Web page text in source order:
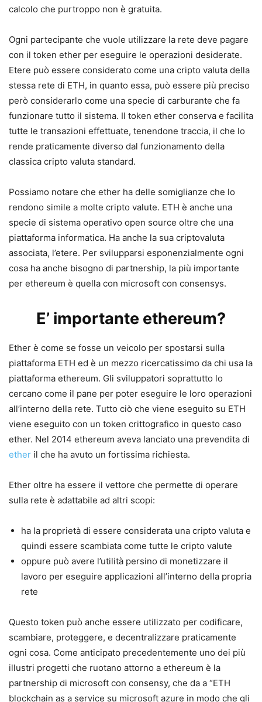
calcolo che purtroppo non è gratuita.
Ogni partecipante che vuole utilizzare la rete deve pagare
con il token ether per eseguire le operazioni desiderate.
Etere può essere considerato come una cripto valuta della
stessa rete di ETH, in quanto essa, può essere più preciso
però considerarlo come una specie di carburante che fa
funzionare tutto il sistema. Il token ether conserva e facilita
tutte le transazioni effettuate, tenendone traccia, il che lo
rende praticamente diverso dal funzionamento della
classica cripto valuta standard.
Possiamo notare che ether ha delle somiglianze che lo
rendono simile a molte cripto valute. ETH è anche una
specie di sistema operativo open source oltre che una
piattaforma informatica. Ha anche la sua criptovaluta
associata, l’etere. Per svilupparsi esponenzialmente ogni
cosa ha anche bisogno di partnership, la più importante
per ethereum è quella con microsoft con consensys.
E’ importante ethereum?
Ether è come se fosse un veicolo per spostarsi sulla
piattaforma ETH ed è un mezzo ricercatissimo da chi usa la
piattaforma ethereum. Gli sviluppatori soprattutto lo
cercano come il pane per poter eseguire le loro operazioni
all’interno della rete. Tutto ciò che viene eseguito su ETH
viene eseguito con un token crittografico in questo caso
ether. Nel 2014 ethereum aveva lanciato una prevendita di
ether il che ha avuto un fortissima richiesta.
Ether oltre ha essere il vettore che permette di operare
sulla rete è adattabile ad altri scopi:
ha la proprietà di essere considerata una cripto valuta e
quindi essere scambiata come tutte le cripto valute
oppure può avere l’utilità persino di monetizzare il
lavoro per eseguire applicazioni all’interno della propria
rete
Questo token può anche essere utilizzato per codificare,
scambiare, proteggere, e decentralizzare praticamente
ogni cosa. Come anticipato precedentemente uno dei più
illustri progetti che ruotano attorno a ethereum è la
partnership di microsoft con consensy, che da a “ETH
blockchain as a service su microsoft azure in modo che gli